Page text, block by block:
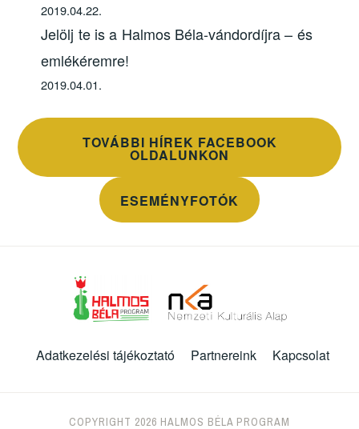
2019.04.22.
Jelölj te is a Halmos Béla-vándordíjra – és
emlékéremre!
2019.04.01.
TOVÁBBI HÍREK FACEBOOK
OLDALUNKON
ESEMÉNYFOTÓK
Adatkezelési tájékoztató Partnereink Kapcsolat
COPYRIGHT 2026 HALMOS BÉLA PROGRAM